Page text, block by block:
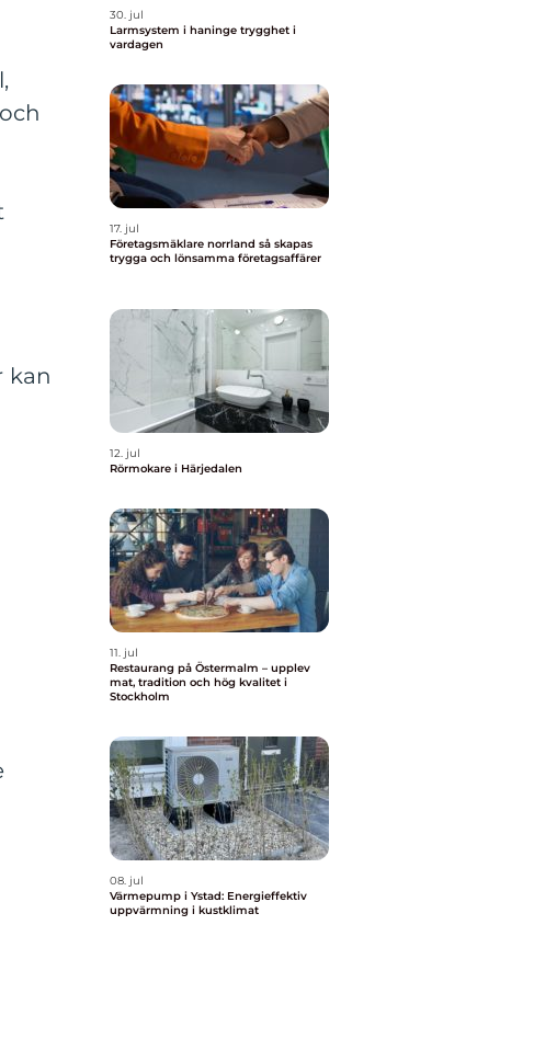
kan
30. jul
Larmsystem i haninge trygghet i
vardagen
17. jul
Företagsmäklare norrland så skapas
trygga och lönsamma företagsaffärer
12. jul
Rörmokare i Härjedalen
11. jul
Restaurang på Östermalm – upplev
mat, tradition och hög kvalitet i
Stockholm
08. jul
Värmepump i Ystad: Energieffektiv
uppvärmning i kustklimat